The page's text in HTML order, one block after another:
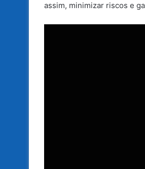
assim, minimizar riscos e